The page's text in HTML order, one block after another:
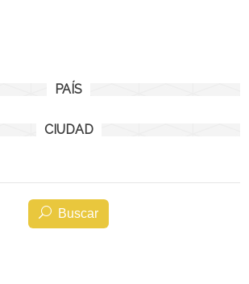
PAÍS
CIUDAD
Buscar